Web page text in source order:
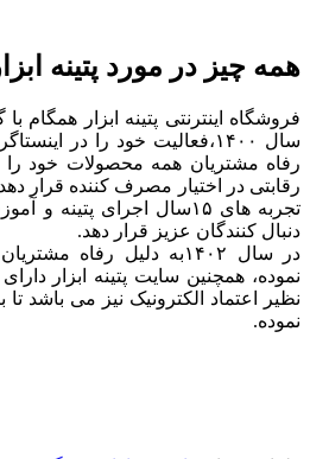
همه چیز در مورد پتینه
فروشگاه اینترنتی پتینه ابزار همگام
سال ۱۴۰۰،فعالیت خود را در
رفاه مشتریان همه محصولات خود را
رقابتی در اختیار مصرف کننده قرار
تجربه های ۱۵سال اجرای
دنبال کنندگان عزیز قرار دهد.
در سال ۱۴۰۲به دلیل رفاه
نموده، همچنین سایت پتینه ابزار
نظیر اعتماد الکترونیک نیز می باشد تا
نموده.